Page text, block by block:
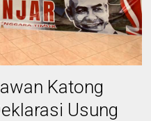
Katong
Usung